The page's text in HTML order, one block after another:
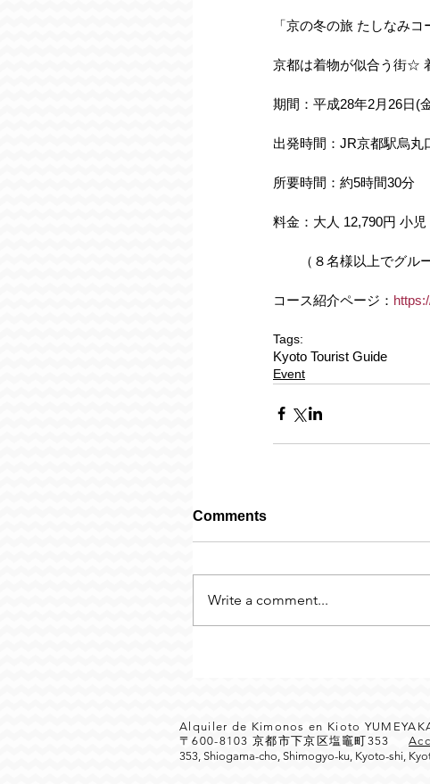
「京の冬の旅 たしなみコ
京都は着物が似合う街☆
期間：平成28年2月26日(
出発時間：JR京都駅烏丸
所要時間：約5時間30分
料金：大人 12,790円 小児
（８名様以上でグルー
コース紹介ページ：
Tags:
Kyoto Tourist Guide
Event
Comments
Write a comment...
Alquiler de Kimonos en Kioto
〒600-8103 京都市下京区塩竈町353
353, Shiogama-cho, Shimogyo-ku, Kyoto-shi,